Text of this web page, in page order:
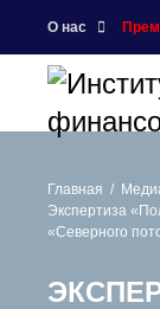
О нас
Главная
Экспертиза
«Северного